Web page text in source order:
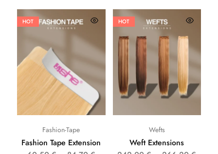
HOT
Fashion-Tape
Fashion Tape Extension
HOT
Wefts
Weft Extensions